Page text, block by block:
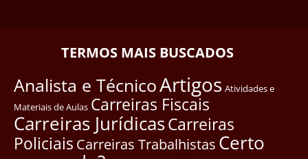
TERMOS MAIS BUSCADOS
Analista e TécnicoArtigos Atividades e
Materiais de Aulas Carreiras Fiscais
Carreiras JurídicasCarreiras
Policiais Carreiras Trabalhistas Certo